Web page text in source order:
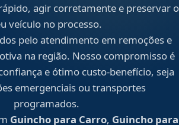
agir corretamente e preservar o
veículo no processo.
pelo atendimento em remoções e
na região. Nosso compromisso é
e ótimo custo-benefício, seja
emergenciais ou transportes
programados.
Guincho para Carro, Guincho para